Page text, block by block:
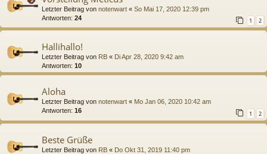
Letzter Beitrag von notenwart « So Mai 17, 2020 12:39 pm
Antworten: 24 1 2
Hallihallo!
Letzter Beitrag von RB « Di Apr 28, 2020 9:42 am
Antworten: 10
Aloha
Letzter Beitrag von notenwart « Mo Jan 06, 2020 10:42 am
Antworten: 16 1 2
Beste Grüße
Letzter Beitrag von RB « Do Okt 31, 2019 11:40 pm